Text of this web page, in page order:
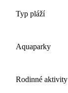
Typ pláží
Aquaparky
Rodinné aktivity